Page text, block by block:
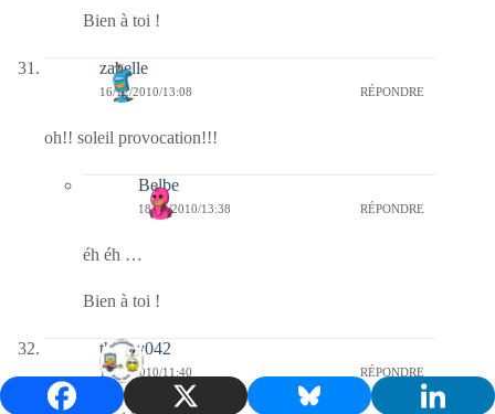
Bien à toi !
zabelle
16/12/2010/13:08 RÉPONDRE
oh!! soleil provocation!!!
Belbe
18/12/2010/13:38 RÉPONDRE
éh éh …
Bien à toi !
thierry042
16/12/2010/11:40 RÉPONDRE